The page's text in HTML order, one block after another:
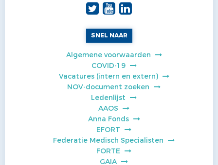
SNEL NAAR
Algemene voorwaarden
COVID-19
Vacatures (intern en extern)
NOV-document zoeken
Ledenlijst
AAOS
Anna Fonds
EFORT
Federatie Medisch Specialisten
FORTE
GAIA